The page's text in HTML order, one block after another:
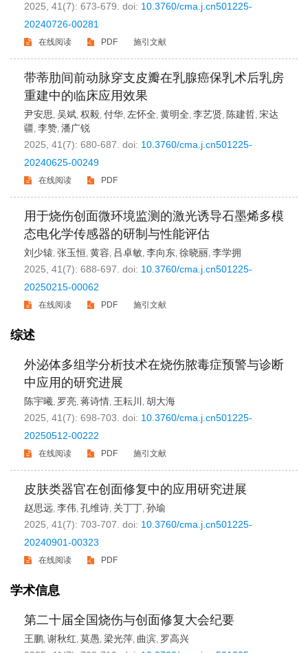
2025, 41(7): 673-679. doi: 10.3760/cma.j.cn501225-
20240726-00281
在线阅读 PDF 施引文献
带蒂肋间前动脉穿支皮瓣在乳腺癌保乳术后乳房
重建中的临床应用效果
尹安思, 吴斌, 权毅, 付华, 左怀全, 黄明全, 李艺贤, 陈建哲, 宋达
疆, 李赞, 潘广锐
2025, 41(7): 680-687. doi: 10.3760/cma.j.cn501225-
20240625-00249
在线阅读 PDF
用于烧伤创面微环境监测的激光诱导石墨烯多模
态电化学传感器的研制与性能评估
刘少辕, 张玉恒, 黄容, 吕卓敏, 李向东, 徐晓丽, 李学拥
2025, 41(7): 688-697. doi: 10.3760/cma.j.cn501225-
20250215-00062
在线阅读 PDF 施引文献
综述
外泌体多组学分析技术在烧伤脓毒症预警与诊断
中应用的研究进展
陈宇曦, 罗亮, 蒋诗情, 王耘川 , 胡大海
2025, 41(7): 698-703. doi: 10.3760/cma.j.cn501225-
20250512-00222
在线阅读 PDF 施引文献
皮肤类器官在创面修复中的应用研究进展
赵思远, 李伟, 孔维诗, 关丁丁, 孙瑜
2025, 41(7): 703-707. doi: 10.3760/cma.j.cn501225-
20240901-00323
在线阅读 PDF
学术信息
第二十届全国烧伤与创面修复大会纪要
王鹏, 谢秋红, 莫愚, 梁光萍, 曲滨, 罗高兴